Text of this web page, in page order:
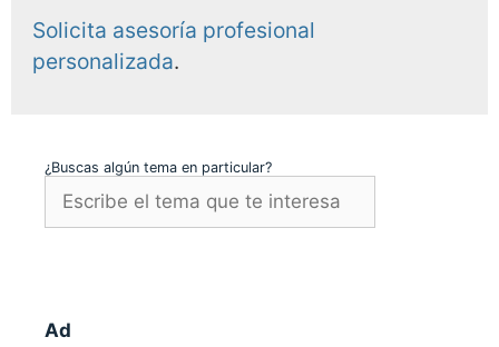
Solicita asesoría profesional
personalizada.
¿Buscas algún tema en particular?
Ad